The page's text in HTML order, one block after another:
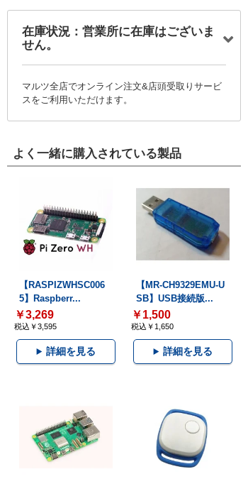
在庫状況：営業所に在庫はございま
せん。
マルツ全店でオンライン注文&店頭受取りサービ
スをご利用いただけます。
よく一緒に購入されている製品
【RASPIZWHSC006
5】Raspberr...
￥3,269
税込￥3,595
詳細を見る
【MR-CH9329EMU-U
SB】USB接続版...
￥1,500
税込￥1,650
詳細を見る